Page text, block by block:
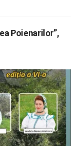
Poienarilor”,